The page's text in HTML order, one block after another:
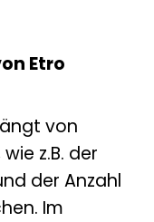
Etro
von
z.B. der
der Anzahl
Im